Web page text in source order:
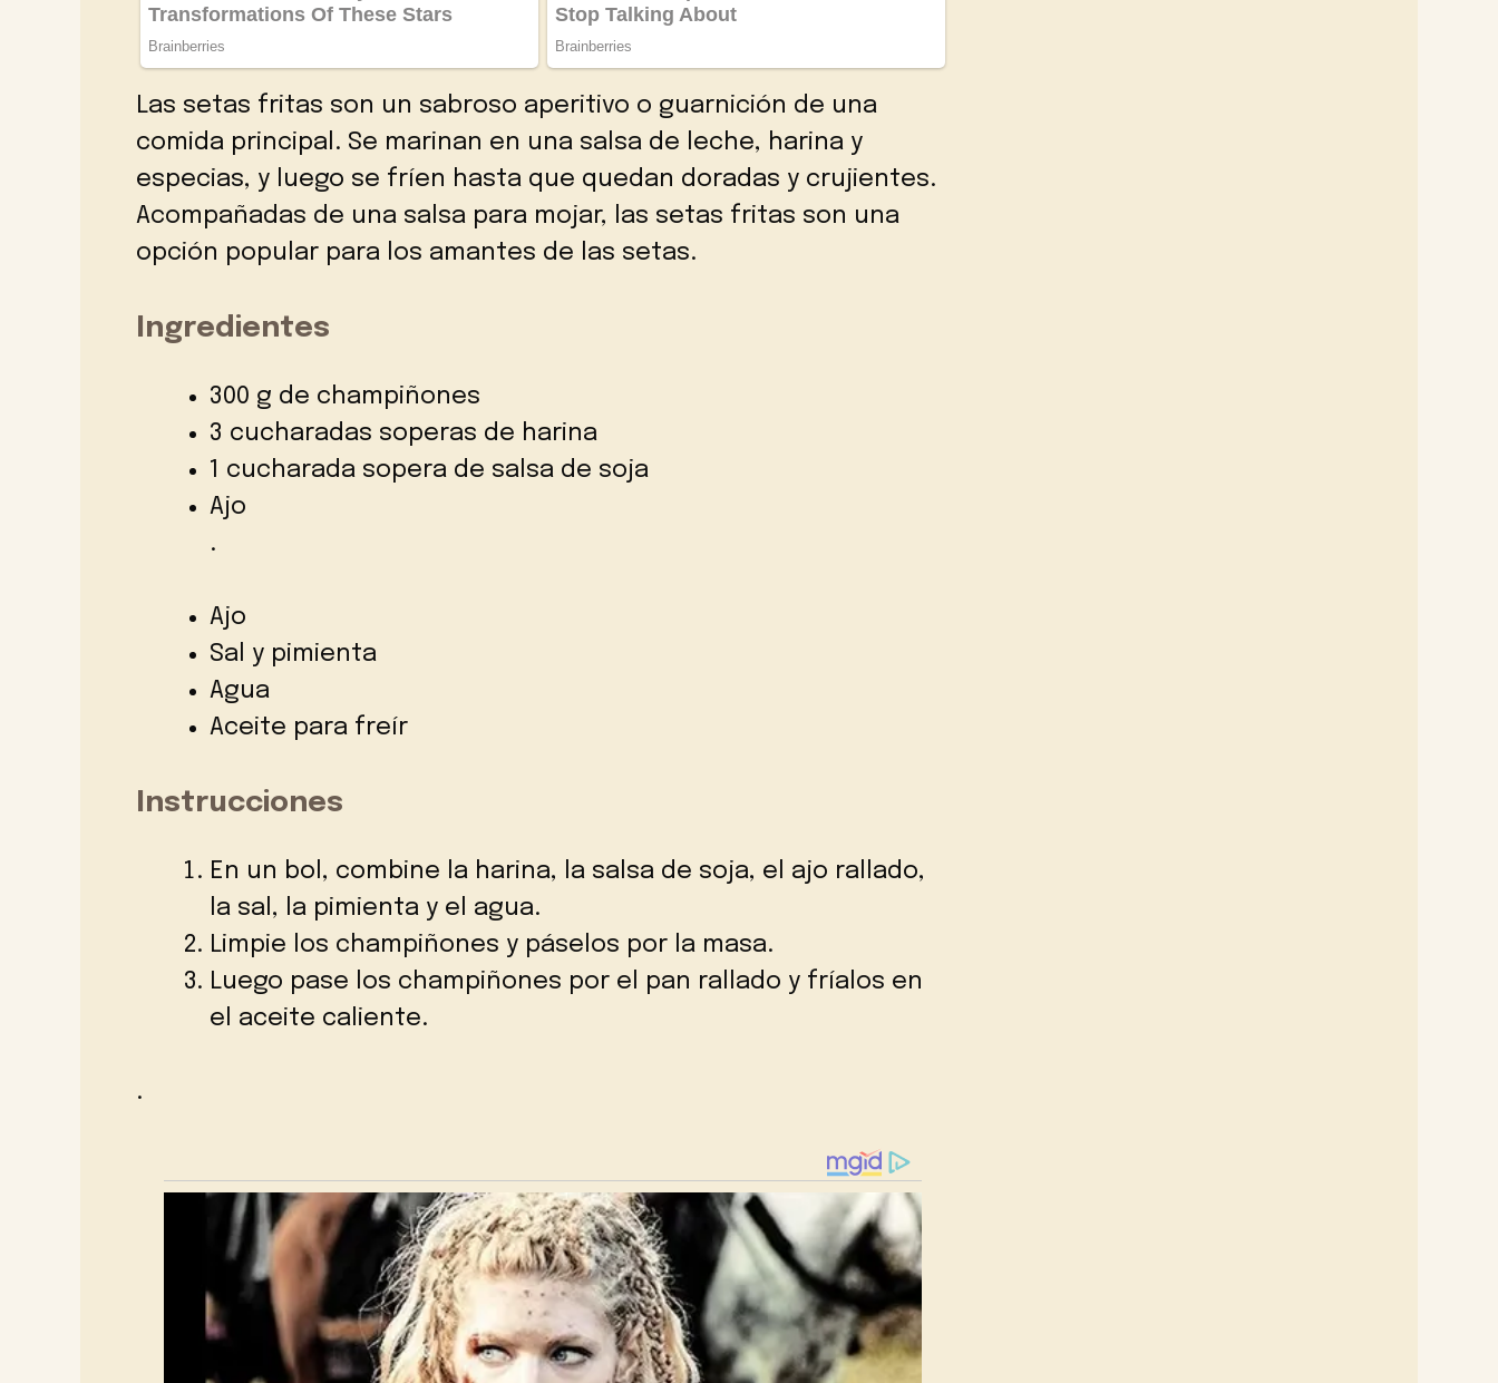
Las setas fritas son un sabroso aperitivo o guarnición de una
comida principal. Se marinan en una salsa de leche, harina y
especias, y luego se fríen hasta que quedan doradas y crujientes.
Acompañadas de una salsa para mojar, las setas fritas son una
opción popular para los amantes de las setas.
Ingredientes
300 g de champiñones
3 cucharadas soperas de harina
1 cucharada sopera de salsa de soja
Ajo
.
Ajo
Sal y pimienta
Agua
Aceite para freír
Instrucciones
En un bol, combine la harina, la salsa de soja, el ajo rallado,
la sal, la pimienta y el agua.
Limpie los champiñones y páselos por la masa.
Luego pase los champiñones por el pan rallado y fríalos en
el aceite caliente.
.